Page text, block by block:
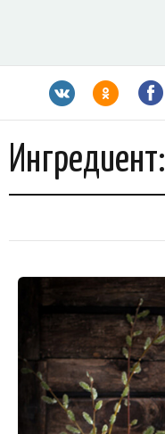
Ингредиент: